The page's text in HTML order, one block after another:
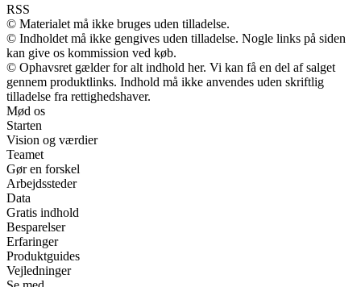
RSS
© Materialet må ikke bruges uden tilladelse.
© Indholdet må ikke gengives uden tilladelse. Nogle links på siden
kan give os kommission ved køb.
© Ophavsret gælder for alt indhold her. Vi kan få en del af salget
gennem produktlinks. Indhold må ikke anvendes uden skriftlig
tilladelse fra rettighedshaver.
Mød os
Starten
Vision og værdier
Teamet
Gør en forskel
Arbejdssteder
Data
Gratis indhold
Besparelser
Erfaringer
Produktguides
Vejledninger